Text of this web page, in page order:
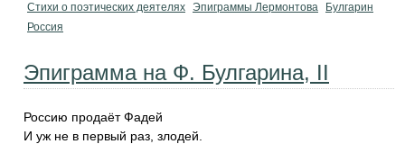
Стихи о поэтических деятелях Эпиграммы Лермонтова
Булгарин
Россия
Эпиграмма на Ф. Булгарина, II
Россию продаёт Фадей
И уж не в первый раз, злодей.